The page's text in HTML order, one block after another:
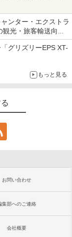
ンター・エクストラ
光・旅客輸送向け
グリズリーEPS XT-
もっと見る
お問い合わせ
集部へのご連絡
会社概要